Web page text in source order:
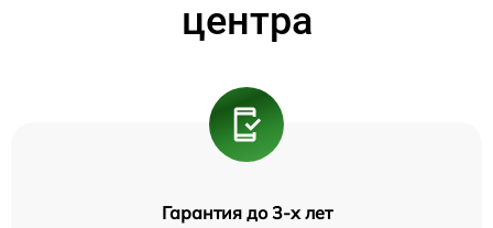
центра
Гарантия до 3-х лет